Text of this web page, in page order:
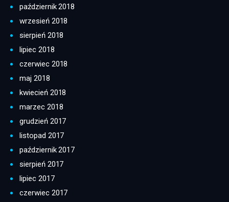
październik 2018
wrzesień 2018
sierpień 2018
lipiec 2018
czerwiec 2018
maj 2018
kwiecień 2018
marzec 2018
grudzień 2017
listopad 2017
październik 2017
sierpień 2017
lipiec 2017
czerwiec 2017